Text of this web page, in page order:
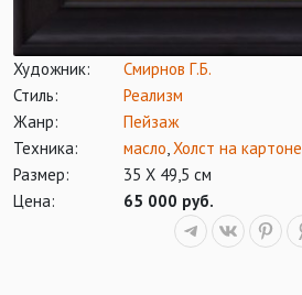
Художник:
Смирнов Г.Б.
Стиль:
Реализм
Жанр:
Пейзаж
Техника:
масло,Холст на картоне
Размер:
35 Х 49,5 см
Цена:
65 000 руб.